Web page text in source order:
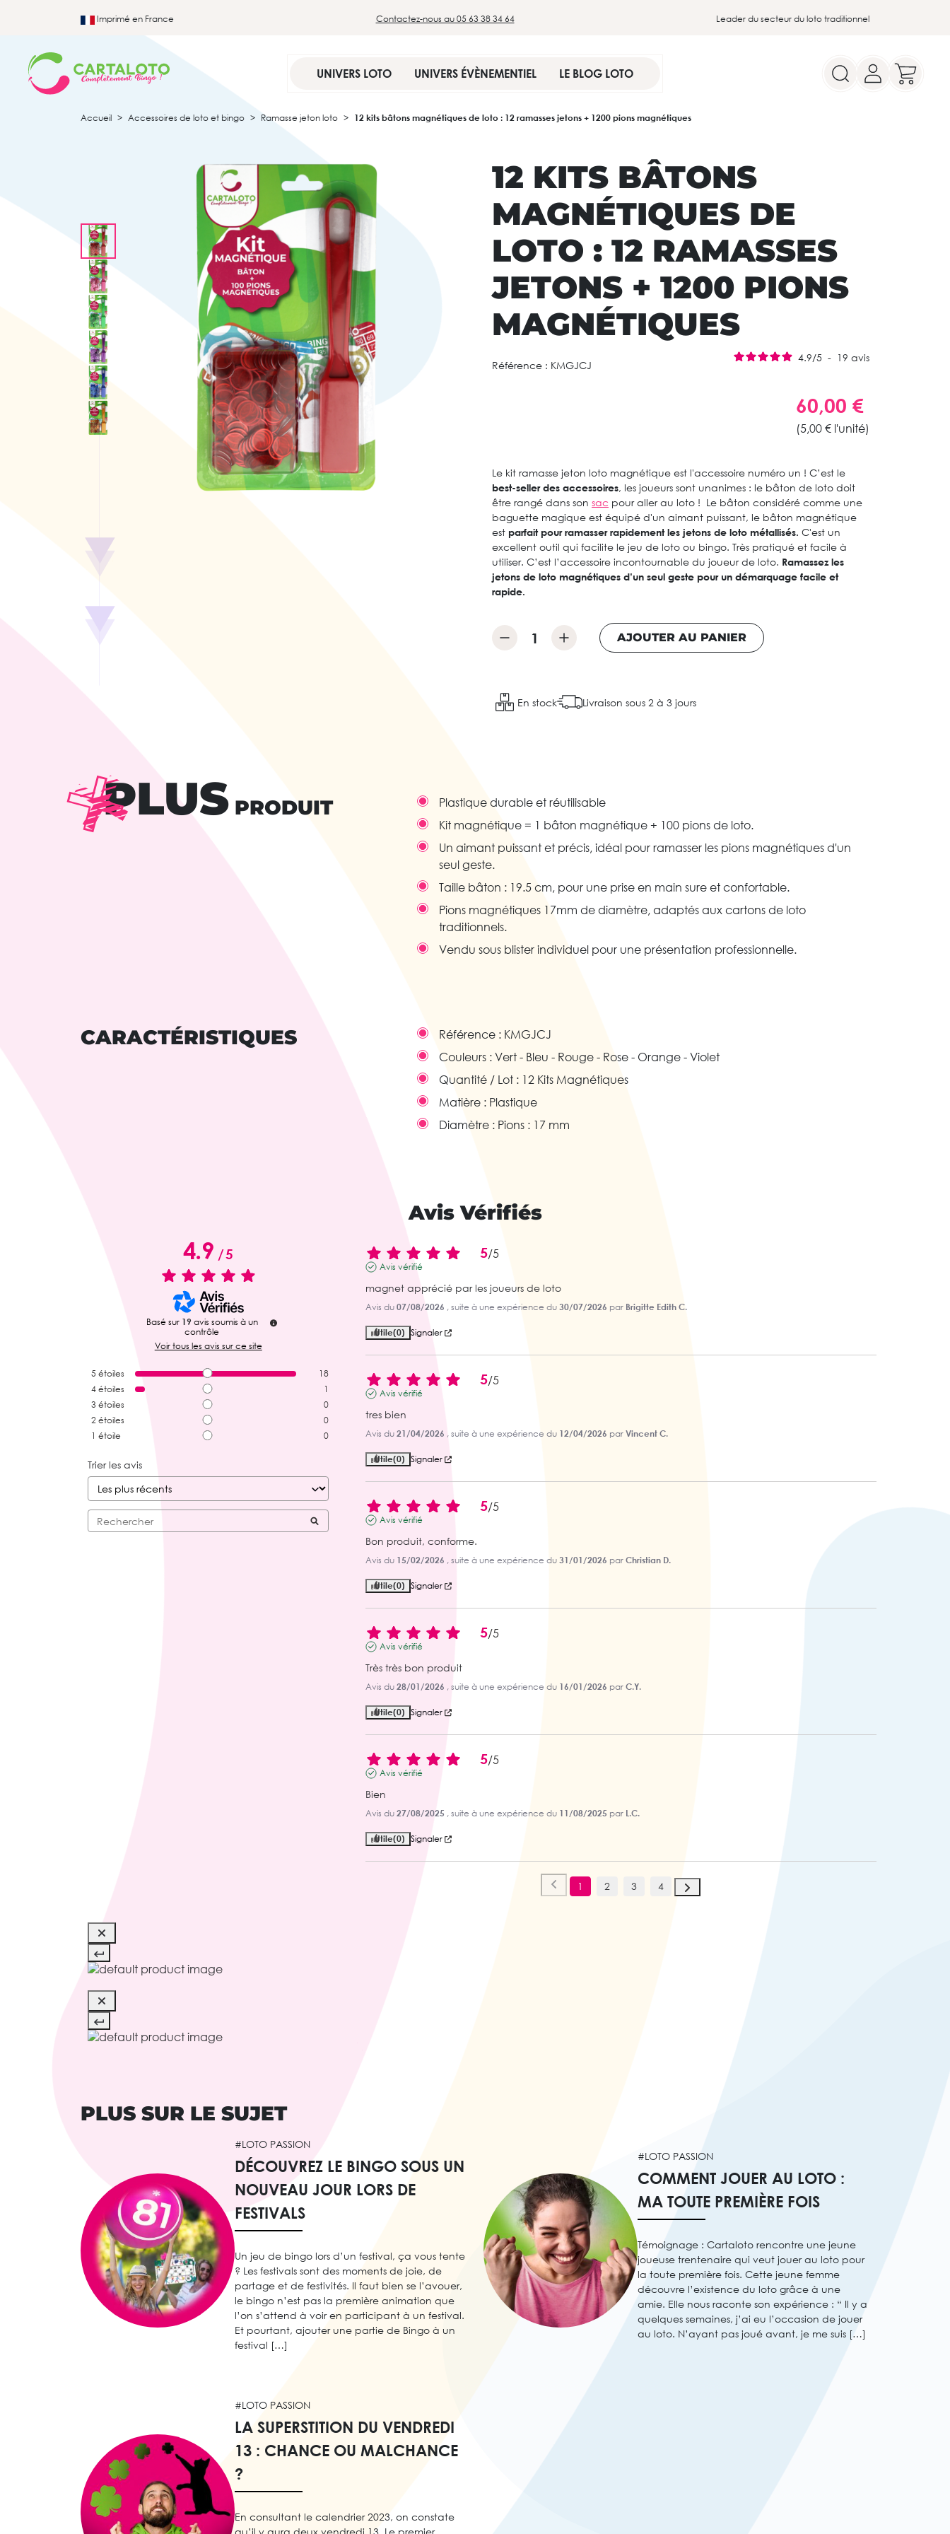
Imprimé en France Contactez-nous au 05 63 38 34 64 Leader du secteur du loto traditionnel
UNIVERS LOTO UNIVERS ÉVÈNEMENTIEL LE BLOG LOTO
Accueil Accessoires de loto et bingo Ramasse jeton loto 12 kits bâtons magnétiques de loto : 12 ramasses jetons + 1200 pions magnétiques
12 KITS BÂTONS
MAGNÉTIQUES DE
LOTO : 12 RAMASSES
JETONS + 1200 PIONS
MAGNÉTIQUES
Référence : KMGJCJ
4.9/5 - 19 avis
60,00 €
(5,00 € l'unité)
Le kit ramasse jeton loto magnétique est l'accessoire numéro un ! C’est le
best-seller des accessoires, les joueurs sont unanimes : le bâton de loto doit
être rangé dans son sac pour aller au loto ! Le bâton considéré comme une
baguette magique est équipé d'un aimant puissant, le bâton magnétique
est parfait pour ramasser rapidement les jetons de loto métallisés. C'est un
excellent outil qui facilite le jeu de loto ou bingo. Très pratiqué et facile à
utiliser. C’est l’accessoire incontournable du joueur de loto. Ramassez les
jetons de loto magnétiques d’un seul geste pour un démarquage facile et
rapide.
AJOUTER AU PANIER
En stock Livraison sous 2 à 3 jours
PLUS PRODUIT
Plastique durable et réutilisable
Kit magnétique = 1 bâton magnétique + 100 pions de loto.
Un aimant puissant et précis, idéal pour ramasser les pions magnétiques d'un
seul geste.
Taille bâton : 19.5 cm, pour une prise en main sure et confortable.
Pions magnétiques 17mm de diamètre, adaptés aux cartons de loto
traditionnels.
Vendu sous blister individuel pour une présentation professionnelle.
CARACTÉRISTIQUES Référence : KMGJCJ
Couleurs : Vert - Bleu - Rouge - Rose - Orange - Violet
Quantité / Lot : 12 Kits Magnétiques
Matière : Plastique
Diamètre : Pions : 17 mm
Avis Vérifiés
4.9/5
Basé sur 19 avis soumis à un
contrôle
Voir tous les avis sur ce site
5 étoiles
18
4 étoiles
1
3 étoiles
0
2 étoiles
0
1 étoile 0
Trier les avis
5/5
Avis vérifié
magnet apprécié par les joueurs de loto
Avis du 07/08/2026 , suite à une expérience du 30/07/2026 par Brigitte Edith C.
Utile(0) Signaler
5/5
Avis vérifié
tres bien
Avis du 21/04/2026 , suite à une expérience du 12/04/2026 par Vincent C.
Utile(0) Signaler
5/5
Avis vérifié
Bon produit, conforme.
Avis du 15/02/2026 , suite à une expérience du 31/01/2026 par Christian D.
Utile(0) Signaler
5/5
Avis vérifié
Très très bon produit
Avis du 28/01/2026 , suite à une expérience du 16/01/2026 par C.Y.
Utile(0) Signaler
5/5
Avis vérifié
Bien
Avis du 27/08/2025 , suite à une expérience du 11/08/2025 par L.C.
Utile(0) Signaler
1 2 3 4
PLUS SUR LE SUJET
#LOTO PASSION
DÉCOUVREZ LE BINGO SOUS UN
NOUVEAU JOUR LORS DE
FESTIVALS
Un jeu de bingo lors d’un festival, ça vous tente
? Les festivals sont des moments de joie, de
partage et de festivités. Il faut bien se l’avouer,
le bingo n’est pas la première animation que
l’on s’attend à voir en participant à un festival.
Et pourtant, ajouter une partie de Bingo à un
festival […]
#LOTO PASSION
COMMENT JOUER AU LOTO :
MA TOUTE PREMIÈRE FOIS
Témoignage : Cartaloto rencontre une jeune
joueuse trentenaire qui veut jouer au loto pour
la toute première fois. Cette jeune femme
découvre l’existence du loto grâce à une
amie. Elle nous raconte son expérience : “ Il y a
quelques semaines, j’ai eu l’occasion de jouer
au loto. N’ayant pas joué avant, je me suis […]
#LOTO PASSION
LA SUPERSTITION DU VENDREDI
13 : CHANCE OU MALCHANCE
?
En consultant le calendrier 2023, on constate